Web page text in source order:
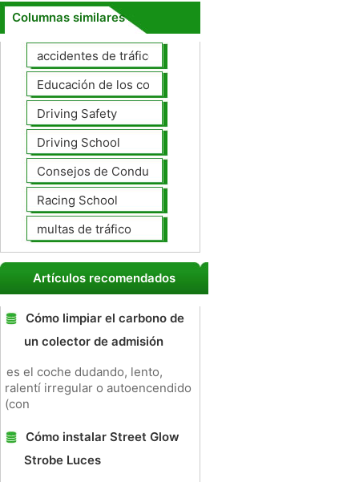
Columnas similares
accidentes de tráfico
Educación de los conductores
Driving Safety
Driving School
Consejos de Conducción
Racing School
multas de tráfico
Artículos recomendados
Cómo limpiar el carbono de
un colector de admisión
es el coche dudando, lento,
ralentí irregular o autoencendido
(con
Cómo instalar Street Glow
Strobe Luces